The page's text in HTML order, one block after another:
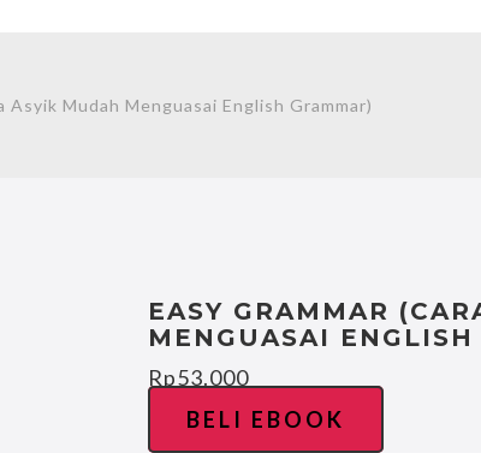
Mudah Menguasai English Grammar)
EASY GRAMMAR
MENGUASAI
Rp53.000
BELI EBOOK